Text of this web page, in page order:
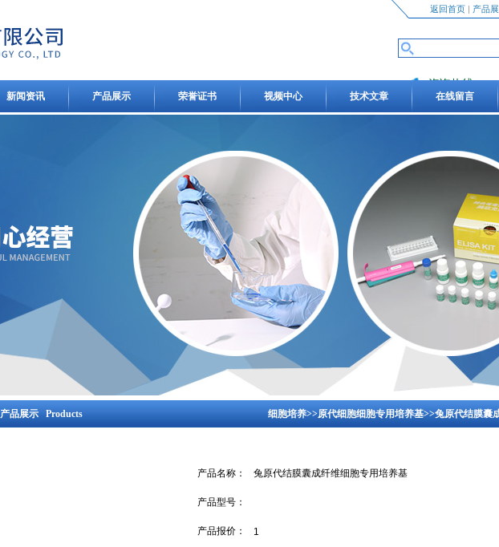
返回首页| 产品
咨询热线
新闻资讯 产品展示 荣誉证书 视频中心 技术文章 在线留言
产品展示 Products 细胞培养>>原代细胞细胞专用培养基>>兔原代结膜囊
产品名称： 兔原代结膜囊成纤维细胞专用培养基
产品型号：
产品报价： 1